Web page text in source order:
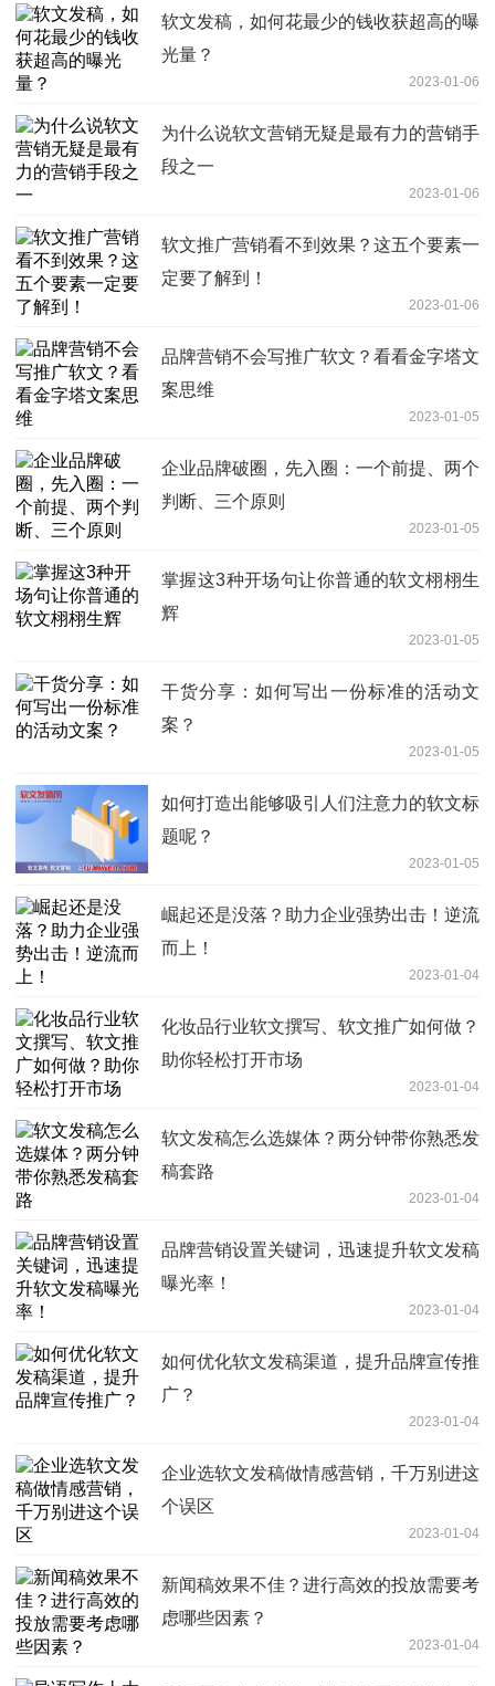
软文发稿，如何花最少的钱收获超高的曝
光量？
2023-01-06
为什么说软文营销无疑是最有力的营销手
段之一
2023-01-06
软文推广营销看不到效果？这五个要素一
定要了解到！
2023-01-06
品牌营销不会写推广软文？看看金字塔文
案思维
2023-01-05
企业品牌破圈，先入圈：一个前提、两个
判断、三个原则
2023-01-05
掌握这3种开场句让你普通的软文栩栩生
辉
2023-01-05
干货分享：如何写出一份标准的活动文
案？
2023-01-05
如何打造出能够吸引人们注意力的软文标
题呢？
2023-01-05
崛起还是没落？助力企业强势出击！逆流
而上！
2023-01-04
化妆品行业软文撰写、软文推广如何做？
助你轻松打开市场
2023-01-04
软文发稿怎么选媒体？两分钟带你熟悉发
稿套路
2023-01-04
品牌营销设置关键词，迅速提升软文发稿
曝光率！
2023-01-04
如何优化软文发稿渠道，提升品牌宣传推
广？
2023-01-04
企业选软文发稿做情感营销，千万别进这
个误区
2023-01-04
新闻稿效果不佳？进行高效的投放需要考
虑哪些因素？
2023-01-04